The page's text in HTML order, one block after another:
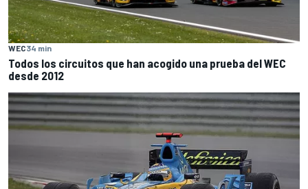
WEC34 min
Todos los circuitos que han acogido una prueba del WEC
desde 2012